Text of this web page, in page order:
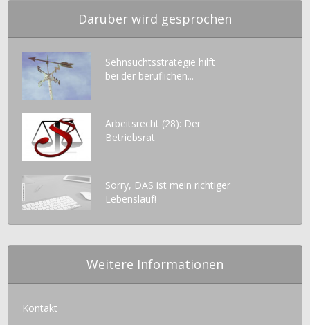
Darüber wird gesprochen
Sehnsuchtsstrategie hilft
bei der beruflichen...
Arbeitsrecht (28): Der
Betriebsrat
Sorry, DAS ist mein richtiger
Lebenslauf!
Weitere Informationen
Kontakt